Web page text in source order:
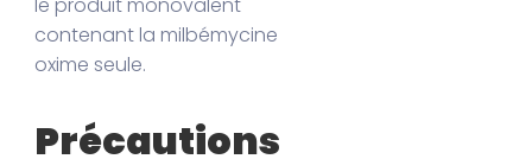
contenant la milbémycine
oxime seule.
Précautions